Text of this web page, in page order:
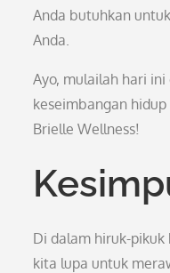
Anda butuhkan
Anda.
Ayo, mulailah hari
keseimbangan
Brielle Wellness!
Di dalam hiruk-
kita lupa untuk